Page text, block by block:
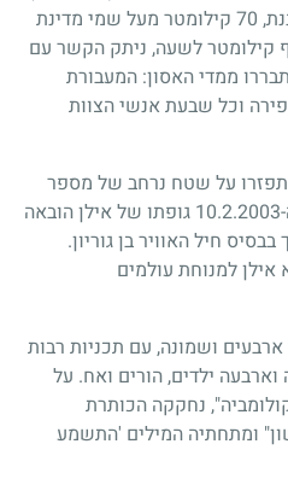
זמן קצר לפני הנחיתה המתוכננת, 70 קילומטר מעל שמי מדינת
של כ-20 אלף קילומטר לשעה, ניתק הקשר עם
ממדי האסון: המעבורת
וכל שבעת אנשי הצוות
על שטח נרחב של מספר
מדינות בארצות-הברית. ביום ה-10.2.2003 גופתו של אילן הובאה
חיל האוויר בן גוריון.
11.2.2003, הובא אילן למנוחת עולמים
ארבעים ושמונה, עם תכניות רבות
ילדים, הורים ואח. על
נחקקה הכותרת
ומתחתיה המילים 'התשמע